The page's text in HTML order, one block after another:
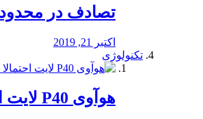
تصادف در
اکتبر 21, 2019
تکنولوژی
هوآوی P40 لایت احتمالا موبا